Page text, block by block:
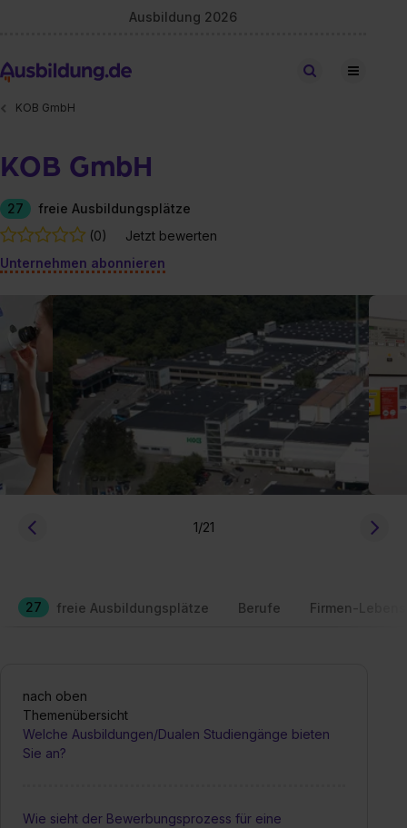
Ausbildung 2026
Stellen finden
KOB GmbH
KOB GmbH
27
freie Ausbildungsplätze
(0)
Jetzt bewerten
Unternehmen abonnieren
1/21
27 freie Ausbildungsplätze Berufe Firmen-
nach oben
Themenübersicht
Welche Ausbildungen/Dualen Studiengänge bieten
Sie an?
Wie sieht der Bewerbungsprozess für eine